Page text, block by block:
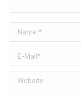
Name *
E-Mail *
Website